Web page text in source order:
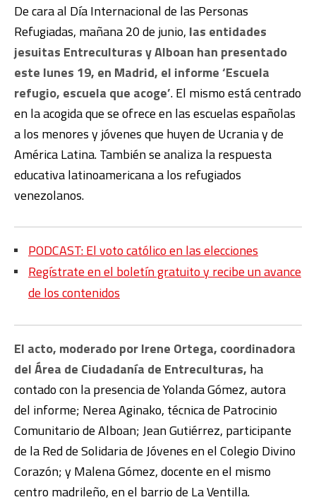
De cara al Día Internacional de las Personas
Refugiadas, mañana 20 de junio, las entidades
jesuitas Entreculturas y Alboan han presentado
este lunes 19, en Madrid, el informe ‘Escuela
refugio, escuela que acoge’. El mismo está centrado
en la acogida que se ofrece en las escuelas españolas
a los menores y jóvenes que huyen de Ucrania y de
América Latina. También se analiza la respuesta
educativa latinoamericana a los refugiados
venezolanos.
PODCAST: El voto católico en las elecciones
Regístrate en el boletín gratuito y recibe un avance
de los contenidos
El acto, moderado por Irene Ortega, coordinadora
del Área de Ciudadanía de Entreculturas, ha
contado con la presencia de Yolanda Gómez, autora
del informe; Nerea Aginako, técnica de Patrocinio
Comunitario de Alboan; Jean Gutiérrez, participante
de la Red de Solidaria de Jóvenes en el Colegio Divino
Corazón; y Malena Gómez, docente en el mismo
centro madrileño, en el barrio de La Ventilla.